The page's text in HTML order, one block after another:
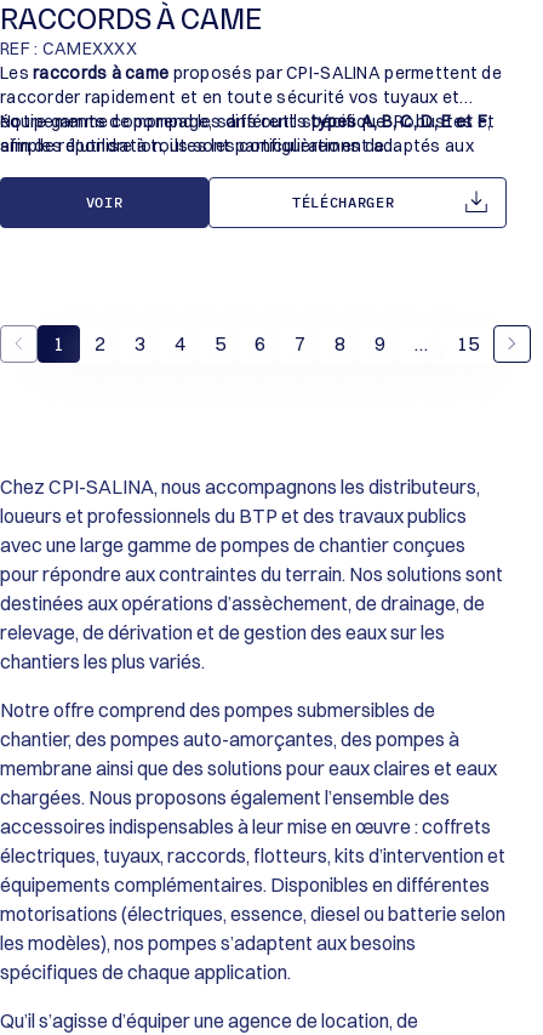
RACCORDS À CAME
REF : CAMEXXXX
Lesraccords à came proposés par CPI-SALINA permettent de
raccorder rapidement et en toute sécurité vos tuyaux et
équipements de pompage, sans outil spécifique. Robustes et
simples d’utilisation, ils sont particulièrement adaptés aux
l’assainissement, l’agriculture et le traitement des eaux.
Notre gamme comprend les différentstypes A, B, C, D, E et F,
afin de répondre à toutes les configurations de
VOIR TÉLÉCHARGER
1 2 3 4 5 6 7 8 9 … 15
Chez CPI-SALINA, nous accompagnons les distributeurs,
loueurs et professionnels du BTP et des travaux publics
avec une large gamme de pompes de chantier conçues
pour répondre aux contraintes du terrain. Nos solutions sont
destinées aux opérations d’assèchement, de drainage, de
relevage, de dérivation et de gestion des eaux sur les
chantiers les plus variés.
Notre offre comprend des pompes submersibles de
chantier, des pompes auto-amorçantes, des pompes à
membrane ainsi que des solutions pour eaux claires et eaux
chargées. Nous proposons également l’ensemble des
accessoires indispensables à leur mise en œuvre : coffrets
électriques, tuyaux, raccords, flotteurs, kits d’intervention et
équipements complémentaires. Disponibles en différentes
motorisations (électriques, essence, diesel ou batterie selon
les modèles), nos pompes s’adaptent aux besoins
spécifiques de chaque application.
Qu’il s’agisse d’équiper une agence de location, de